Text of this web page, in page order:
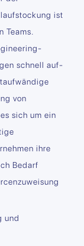
ist
Teams.
schnell auf-
von
sich um ein
ihre
Bedarf
und